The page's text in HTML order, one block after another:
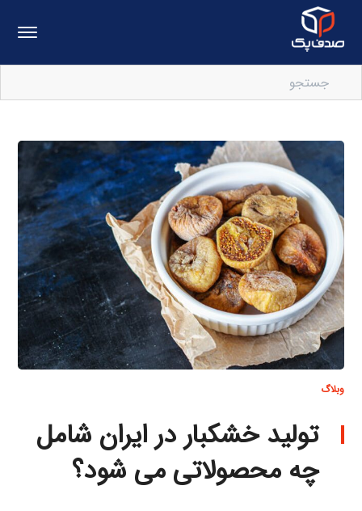
وبلاگ
تولید خشکبار در ایران شامل
چه محصولاتی می شود؟